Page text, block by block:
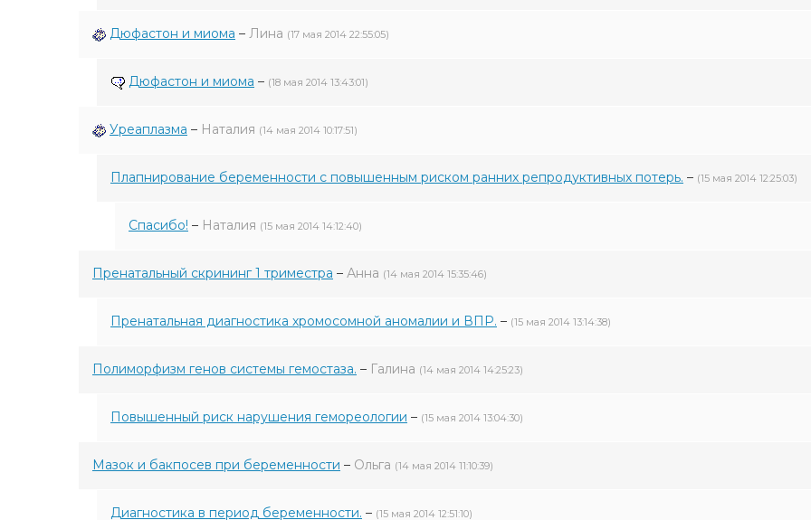
Дюфастон и миома – Лина (17 мая 2014 22:55:05)
Дюфастон и миома – (18 мая 2014 13:43:01)
Уреаплазма – Наталия (14 мая 2014 10:17:51)
Плапнирование беременности с повышенным риском ранних репродуктивных потерь. – (15 мая 2014 12:25:03)
Спасибо! – Наталия (15 мая 2014 14:12:40)
Пренатальный скрининг 1 триместра – Анна (14 мая 2014 15:35:46)
Пренатальная диагностика хромосомной аномалии и ВПР. – (15 мая 2014 13:14:38)
Полиморфизм генов системы гемостаза. – Галина (14 мая 2014 14:25:23)
Повышенный риск нарушения гемореологии – (15 мая 2014 13:04:30)
Мазок и бакпосев при беременности – Ольга (14 мая 2014 11:10:39)
Диагностика в период беременности. – (15 мая 2014 12:51:10)